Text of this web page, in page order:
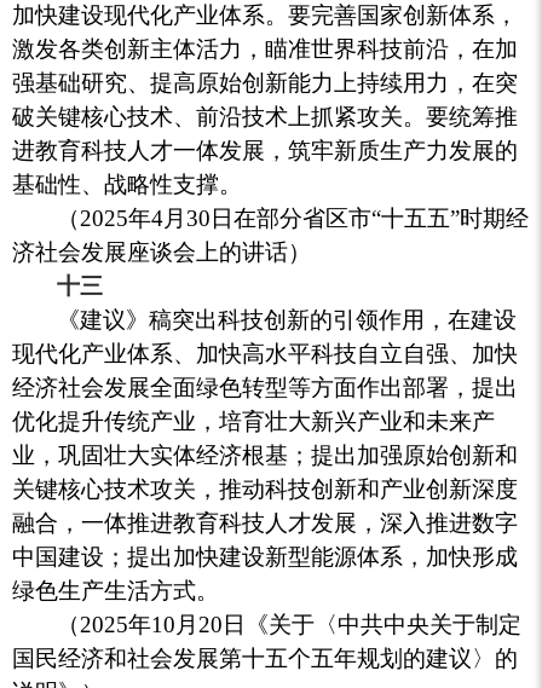
加快建设现代化产业体系。要完善国家创新体系，
激发各类创新主体活力，瞄准世界科技前沿，在加
强基础研究、提高原始创新能力上持续用力，在突
破关键核心技术、前沿技术上抓紧攻关。要统筹推
进教育科技人才一体发展，筑牢新质生产力发展的
基础性、战略性支撑。
（2025年4月30日在部分省区市“十五五”时期经
济社会发展座谈会上的讲话）
十三
《建议》稿突出科技创新的引领作用，在建设
现代化产业体系、加快高水平科技自立自强、加快
经济社会发展全面绿色转型等方面作出部署，提出
优化提升传统产业，培育壮大新兴产业和未来产
业，巩固壮大实体经济根基；提出加强原始创新和
关键核心技术攻关，推动科技创新和产业创新深度
融合，一体推进教育科技人才发展，深入推进数字
中国建设；提出加快建设新型能源体系，加快形成
绿色生产生活方式。
（2025年10月20日《关于〈中共中央关于制定
国民经济和社会发展第十五个五年规划的建议〉的